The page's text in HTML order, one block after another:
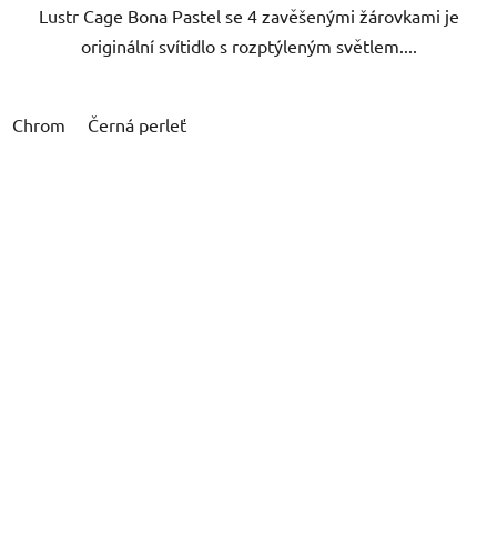
Lustr Cage Bona Pastel se 4 zavěšenými žárovkami je
originální svítidlo s rozptýleným světlem....
Chrom Černá perleť